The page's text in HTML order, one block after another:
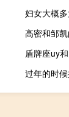
妇女大概
高密和邹
过年的时